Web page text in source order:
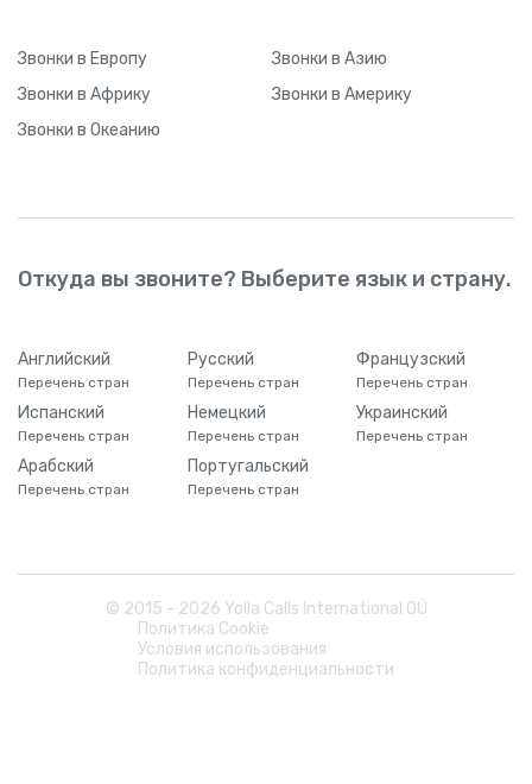
Звонки в Европу Звонки в Азию
Звонки в Африку Звонки в Америку
Звонки в Океанию
Откуда вы звоните? Выберите язык и страну.
Английский
Перечень стран
Русский
Перечень стран
Французский
Перечень стран
Испанский
Перечень стран
Немецкий
Перечень стран
Украинский
Перечень стран
Арабский
Перечень стран
Португальский
Перечень стран
© 2015 - 2026 Yolla Calls International OÜ
Политика Cookie
Условия использования
Политика конфиденциальности